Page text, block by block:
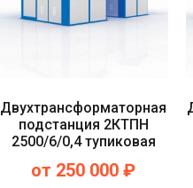
Двухтрансформаторная
подстанция 2КТПН
2500/6/0,4 тупиковая
от 250 000₽